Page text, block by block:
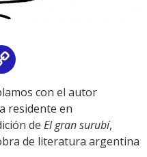
Linkcon el autor
residente en
de El gran surubí,
de literatura argentina